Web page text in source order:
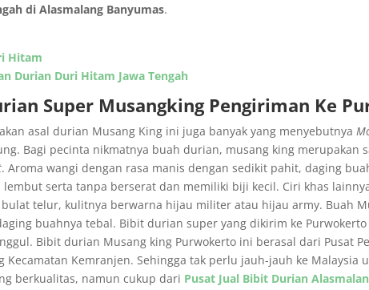
di Alasmalang Banyumas.
Hitam
Durian Duri Hitam Jawa Tengah
Super Musangking Pengiriman Ke
asal durian Musang King ini juga banyak yang menyebutnya
Bagi pecinta nikmatnya buah durian, musang king merupakan
. Aroma wangi dengan rasa manis dengan sedikit pahit, daging
lembut serta tanpa berserat dan memiliki biji kecil. Ciri khas
telur, kulitnya berwarna hijau militer atau hijau army. Buah
buahnya tebal. Bibit durian super yang dikirim ke
Bibit durian Musang king Purwokerto ini berasal dari Pusat
Kecamatan Kemranjen. Sehingga tak perlu jauh-jauh ke
berkualitas, namun cukup dari Pusat Jual Bibit Durian